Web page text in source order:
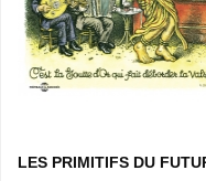
LES PRIMITIFS DU